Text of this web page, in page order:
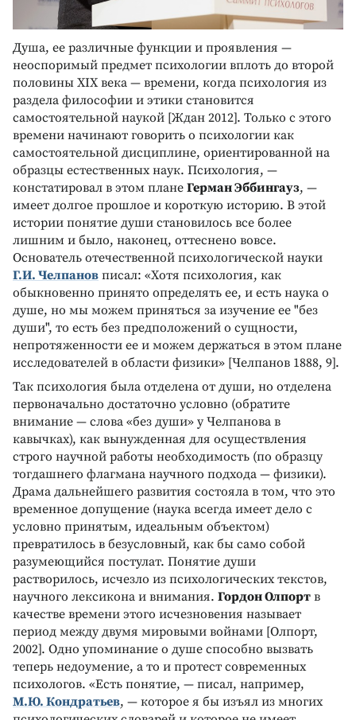
Душа, ее различные функции и проявления —
неоспоримый предмет психологии вплоть до второй
половины XIX века — времени, когда психология из
раздела философии и этики становится
самостоятельной наукой [Ждан 2012]. Только с этого
времени начинают говорить о психологии как
самостоятельной дисциплине, ориентированной на
образцы естественных наук. Психология, —
констатировал в этом плане Герман Эббингауз, —
имеет долгое прошлое и короткую историю. В этой
истории понятие души становилось все более
лишним и было, наконец, оттеснено вовсе.
Основатель отечественной психологической науки
Г.И. Челпанов писал: «Хотя психология, как
обыкновенно принято определять ее, и есть наука о
душе, но мы можем приняться за изучение ее "без
души", то есть без предположений о сущности,
непротяженности ее и можем держаться в этом плане
исследователей в области физики» [Челпанов 1888, 9].
Так психология была отделена от души, но отделена
первоначально достаточно условно (обратите
внимание — слова «без души» у Челпанова в
кавычках), как вынужденная для осуществления
строго научной работы необходимость (по образцу
тогдашнего флагмана научного подхода — физики).
Драма дальнейшего развития состояла в том, что это
временное допущение (наука всегда имеет дело с
условно принятым, идеальным объектом)
превратилось в безусловный, как бы само собой
разумеющийся постулат. Понятие души
растворилось, исчезло из психологических текстов,
научного лексикона и внимания. Гордон Олпорт в
качестве времени этого исчезновения называет
период между двумя мировыми войнами [Олпорт,
2002]. Одно упоминание о душе способно вызвать
теперь недоумение, а то и протест современных
психологов. «Есть понятие, — писал, например,
М.Ю. Кондратьев, — которое я бы изъял из многих